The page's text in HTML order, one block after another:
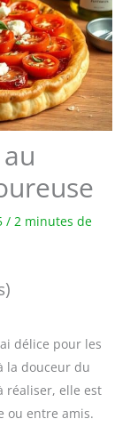
/ 2 minutes de
délice pour les
la douceur du
réaliser, elle est
ou entre amis.